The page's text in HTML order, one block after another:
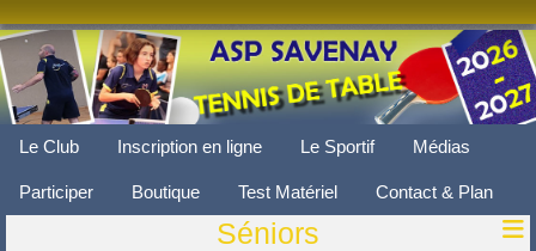
Le Club Inscription en ligne Le Sportif Médias
Participer Boutique Test Matériel Contact & Plan
Séniors